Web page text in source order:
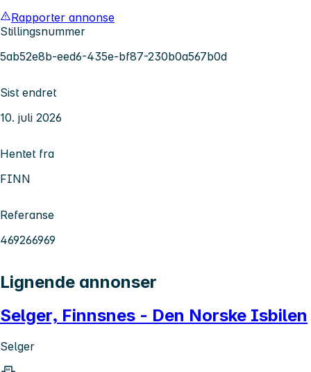
Rapporter annonse
Stillingsnummer
5ab52e8b-eed6-435e-bf87-230b0a567b0d
Sist endret
10. juli 2026
Hentet fra
FINN
Referanse
469266969
Lignende annonser
Selger, Finnsnes - Den Norske Isbilen
Selger